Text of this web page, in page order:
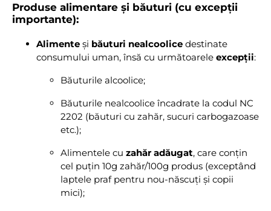
Produse alimentare și băuturi (cu excepții
importante):
Alimente și băuturi nealcoolice destinate
consumului uman, însă cu următoarele excepții:
Băuturile alcoolice;
Băuturile nealcoolice încadrate la codul NC
2202 (băuturi cu zahăr, sucuri carbogazoase
etc.);
Alimentele cu zahăr adăugat, care conțin
cel puțin 10g zahăr/100g produs (exceptând
laptele praf pentru nou-născuți și copii
mici);